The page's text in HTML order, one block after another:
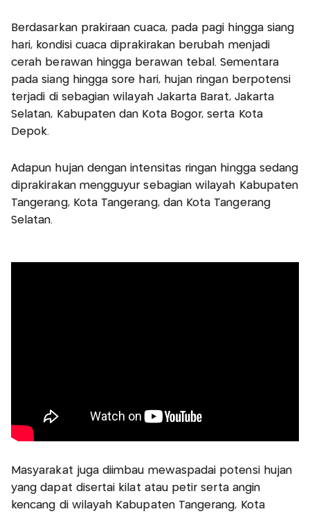
Berdasarkan prakiraan cuaca, pada pagi hingga siang
hari, kondisi cuaca diprakirakan berubah menjadi
cerah berawan hingga berawan tebal. Sementara
pada siang hingga sore hari, hujan ringan berpotensi
terjadi di sebagian wilayah Jakarta Barat, Jakarta
Selatan, Kabupaten dan Kota Bogor, serta Kota
Depok.
Adapun hujan dengan intensitas ringan hingga sedang
diprakirakan mengguyur sebagian wilayah Kabupaten
Tangerang, Kota Tangerang, dan Kota Tangerang
Selatan.
Masyarakat juga diimbau mewaspadai potensi hujan
yang dapat disertai kilat atau petir serta angin
kencang di wilayah Kabupaten Tangerang, Kota